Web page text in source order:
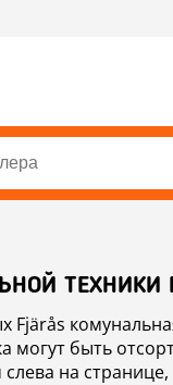
ТЕХНИКИ
могут быть
на